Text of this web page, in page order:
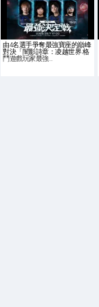
由4名選手爭奪最強寶座的巔峰
對決「闇影詩章：凌越世界 格
鬥遊戲玩家最強…